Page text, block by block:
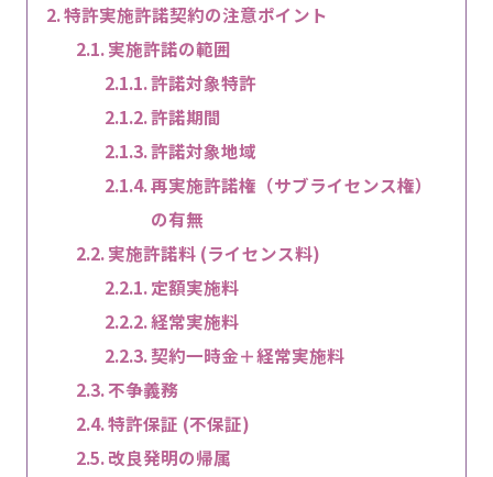
特許実施許諾契約の注意ポイント
実施許諾の範囲
許諾対象特許
許諾期間
許諾対象地域
再実施許諾権（サブライセンス権）
の有無
実施許諾料 (ライセンス料)
定額実施料
経常実施料
契約一時金＋経常実施料
不争義務
特許保証 (不保証)
改良発明の帰属